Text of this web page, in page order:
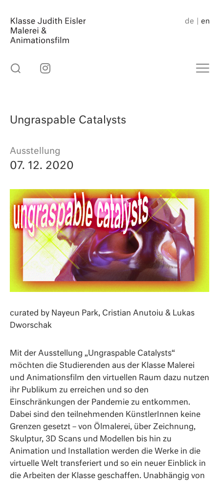
content
de en
Ungraspable Catalysts
Ausstellung
07. 12. 2020
curated by Nayeun Park, Cristian Anutoiu & Lukas
Dworschak
Mit der Ausstellung „Ungraspable Catalysts“
möchten die Studierenden aus der Klasse Malerei
und Animationsfilm den virtuellen Raum dazu nutzen
ihr Publikum zu erreichen und so den
Einschränkungen der Pandemie zu entkommen.
Dabei sind den teilnehmenden KünstlerInnen keine
Grenzen gesetzt – von Ölmalerei, über Zeichnung,
Skulptur, 3D Scans und Modellen bis hin zu
Animation und Installation werden die Werke in die
virtuelle Welt transferiert und so ein neuer Einblick in
die Arbeiten der Klasse geschaffen. Unabhängig von